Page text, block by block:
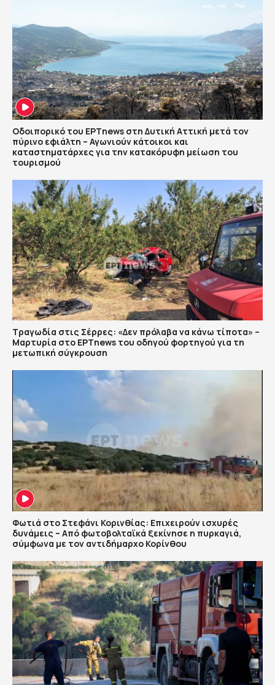
Οδοιπορικό του ΕΡΤnews στη Δυτική Αττική μετά τον
πύρινο εφιάλτη – Αγωνιούν κάτοικοι και
καταστηματάρχες για την κατακόρυφη μείωση του
τουρισμού
Τραγωδία στις Σέρρες: «Δεν πρόλαβα να κάνω τίποτα» –
Μαρτυρία στο ΕΡΤnews του οδηγού φορτηγού για τη
μετωπική σύγκρουση
Φωτιά στο Στεφάνι Κορινθίας: Επιχειρούν ισχυρές
δυνάμεις – Από φωτοβολταϊκά ξεκίνησε η πυρκαγιά,
σύμφωνα με τον αντιδήμαρχο Κορίνθου